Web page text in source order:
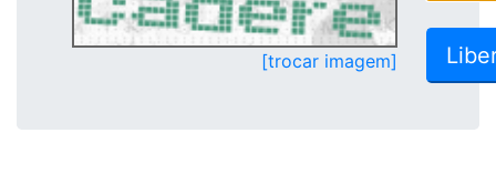
[trocar imagem]